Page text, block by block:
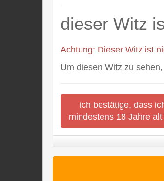
dieser Witz
Achtung: Dieser Witz ist
Um diesen Witz zu
ich bestätige, dass
mindestens 18 Jahre alt